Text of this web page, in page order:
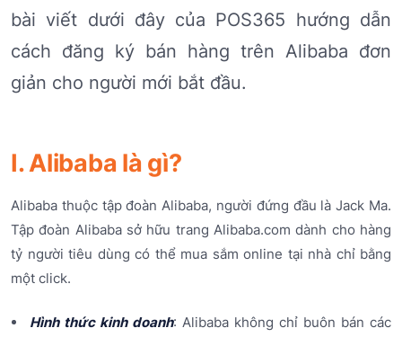
bài viết dưới đây của POS365 hướng dẫn
cách đăng ký bán hàng trên Alibaba đơn
giản cho người mới bắt đầu.
I. Alibaba là gì?
Alibaba thuộc tập đoàn Alibaba, người đứng đầu là Jack Ma.
Tập đoàn Alibaba sở hữu trang Alibaba.com dành cho hàng
tỷ người tiêu dùng có thể mua sắm online tại nhà chỉ bằng
một click.
Hình thức kinh doanh: Alibaba không chỉ buôn bán các